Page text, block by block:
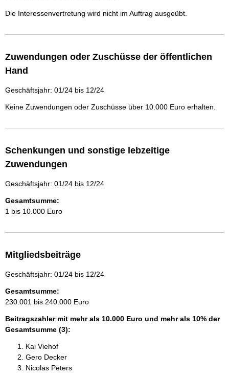
Die Interessenvertretung wird nicht im Auftrag ausgeübt.
Zuwendungen oder Zuschüsse der öffentlichen
Hand
Geschäftsjahr: 01/24 bis 12/24
Keine Zuwendungen oder Zuschüsse über 10.000 Euro erhalten.
Schenkungen und sonstige lebzeitige
Zuwendungen
Geschäftsjahr: 01/24 bis 12/24
Gesamtsumme:
1 bis 10.000 Euro
Mitgliedsbeiträge
Geschäftsjahr: 01/24 bis 12/24
Gesamtsumme:
230.001 bis 240.000 Euro
Beitragszahler mit mehr als 10.000 Euro und mehr als 10% der
Gesamtsumme (3):
Kai Viehof
Gero Decker
Nicolas Peters